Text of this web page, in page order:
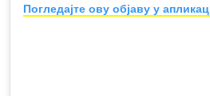
Погледајте ову објаву у